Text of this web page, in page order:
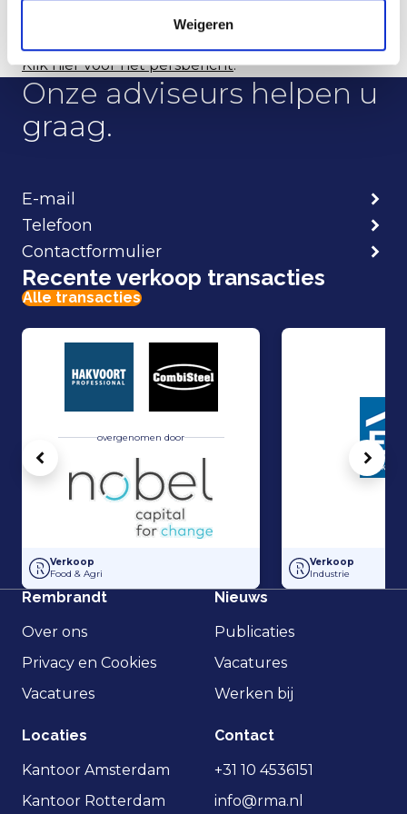
Weigeren
Zie voor meer informatie:
Klik hier voor het persbericht.
Onze adviseurs helpen u
graag.
E-mail
Telefoon
Contactformulier
Recente verkoop transacties
Alle transacties
overgenomen door
Hakvoort en Nobel Capital Partners hebben een strategisch
Verkoop
Food & Agri
Management Buy-
Verkoop
Industrie
Vorige
Rembrandt
Over ons
Privacy en Cookies
Vacatures
Nieuws
Publicaties
Vacatures
Werken bij
Locaties
Kantoor Amsterdam
Kantoor Rotterdam
Contact
+31 10 4536151
info@rma.nl